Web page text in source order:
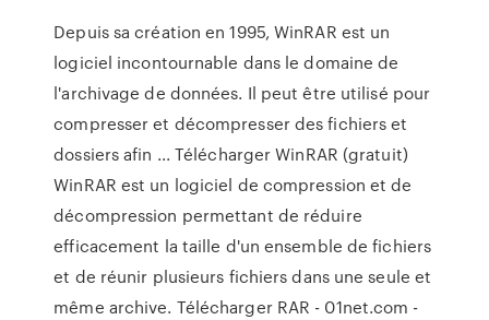
Depuis sa création en 1995, WinRAR est un
logiciel incontournable dans le domaine de
l'archivage de données. Il peut être utilisé pour
compresser et décompresser des fichiers et
dossiers afin ... Télécharger WinRAR (gratuit)
WinRAR est un logiciel de compression et de
décompression permettant de réduire
efficacement la taille d'un ensemble de fichiers
et de réunir plusieurs fichiers dans une seule et
même archive. Télécharger RAR - 01net.com -